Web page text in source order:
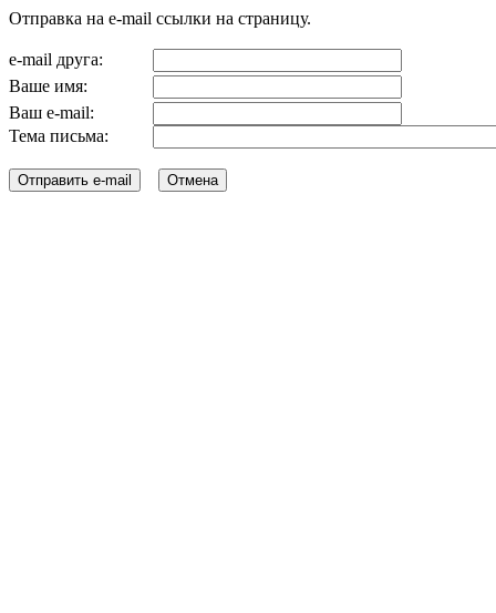
Отправка на e-mail ссылки на страницу.
e-mail друга:
Ваше имя:
Ваш e-mail:
Тема письма: